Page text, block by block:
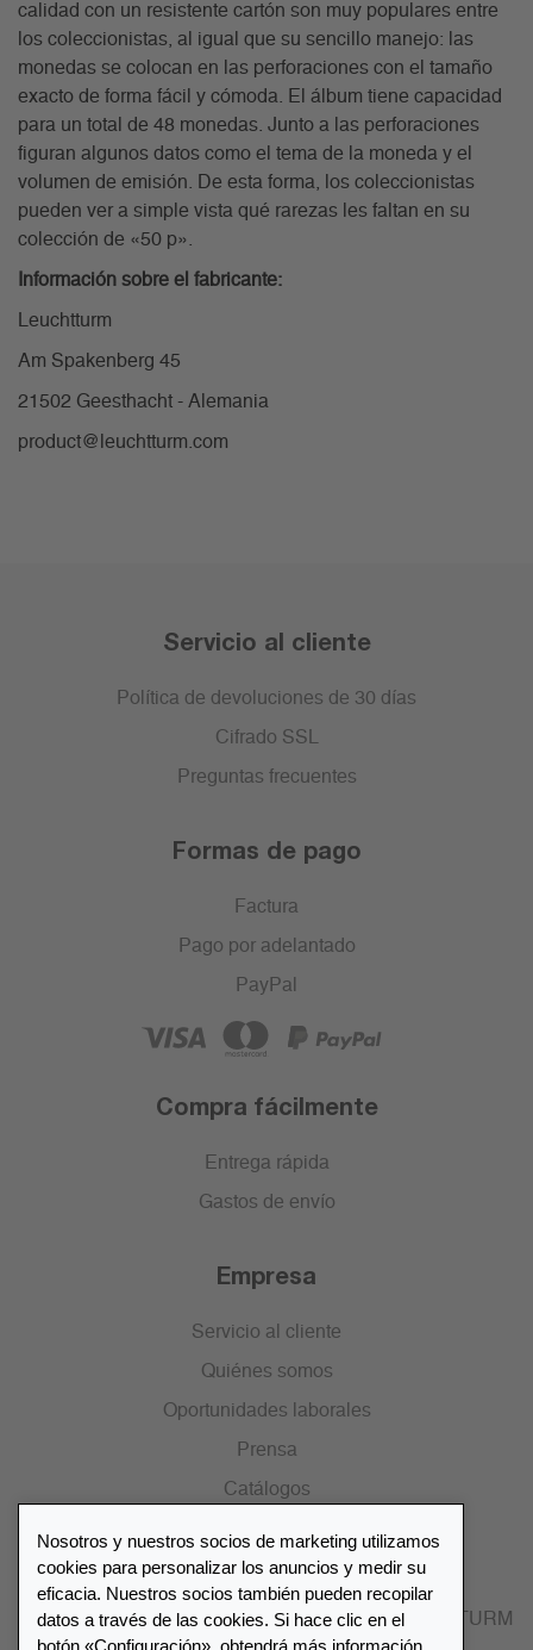
calidad con un resistente cartón son muy populares entre
los coleccionistas, al igual que su sencillo manejo: las
monedas se colocan en las perforaciones con el tamaño
exacto de forma fácil y cómoda. El álbum tiene capacidad
para un total de 48 monedas. Junto a las perforaciones
figuran algunos datos como el tema de la moneda y el
volumen de emisión. De esta forma, los coleccionistas
pueden ver a simple vista qué rarezas les faltan en su
colección de «50 p».
Información sobre el fabricante:
Leuchtturm
Am Spakenberg 45
21502 Geesthacht - Alemania
product@leuchtturm.com
Servicio al cliente
Política de devoluciones de 30 días
Cifrado SSL
Preguntas frecuentes
Formas de pago
Factura
Pago por adelantado
PayPal
Compra fácilmente
Entrega rápida
Gastos de envío
Empresa
Servicio al cliente
Quiénes somos
Oportunidades laborales
Prensa
Catálogos
Lista de distribuidores
Encuentre su distribuidor más cercano LEUCHTTURM
Nosotros y nuestros socios de marketing utilizamos
cookies para personalizar los anuncios y medir su
eficacia. Nuestros socios también pueden recopilar
datos a través de las cookies. Si hace clic en el
botón «Configuración», obtendrá más información